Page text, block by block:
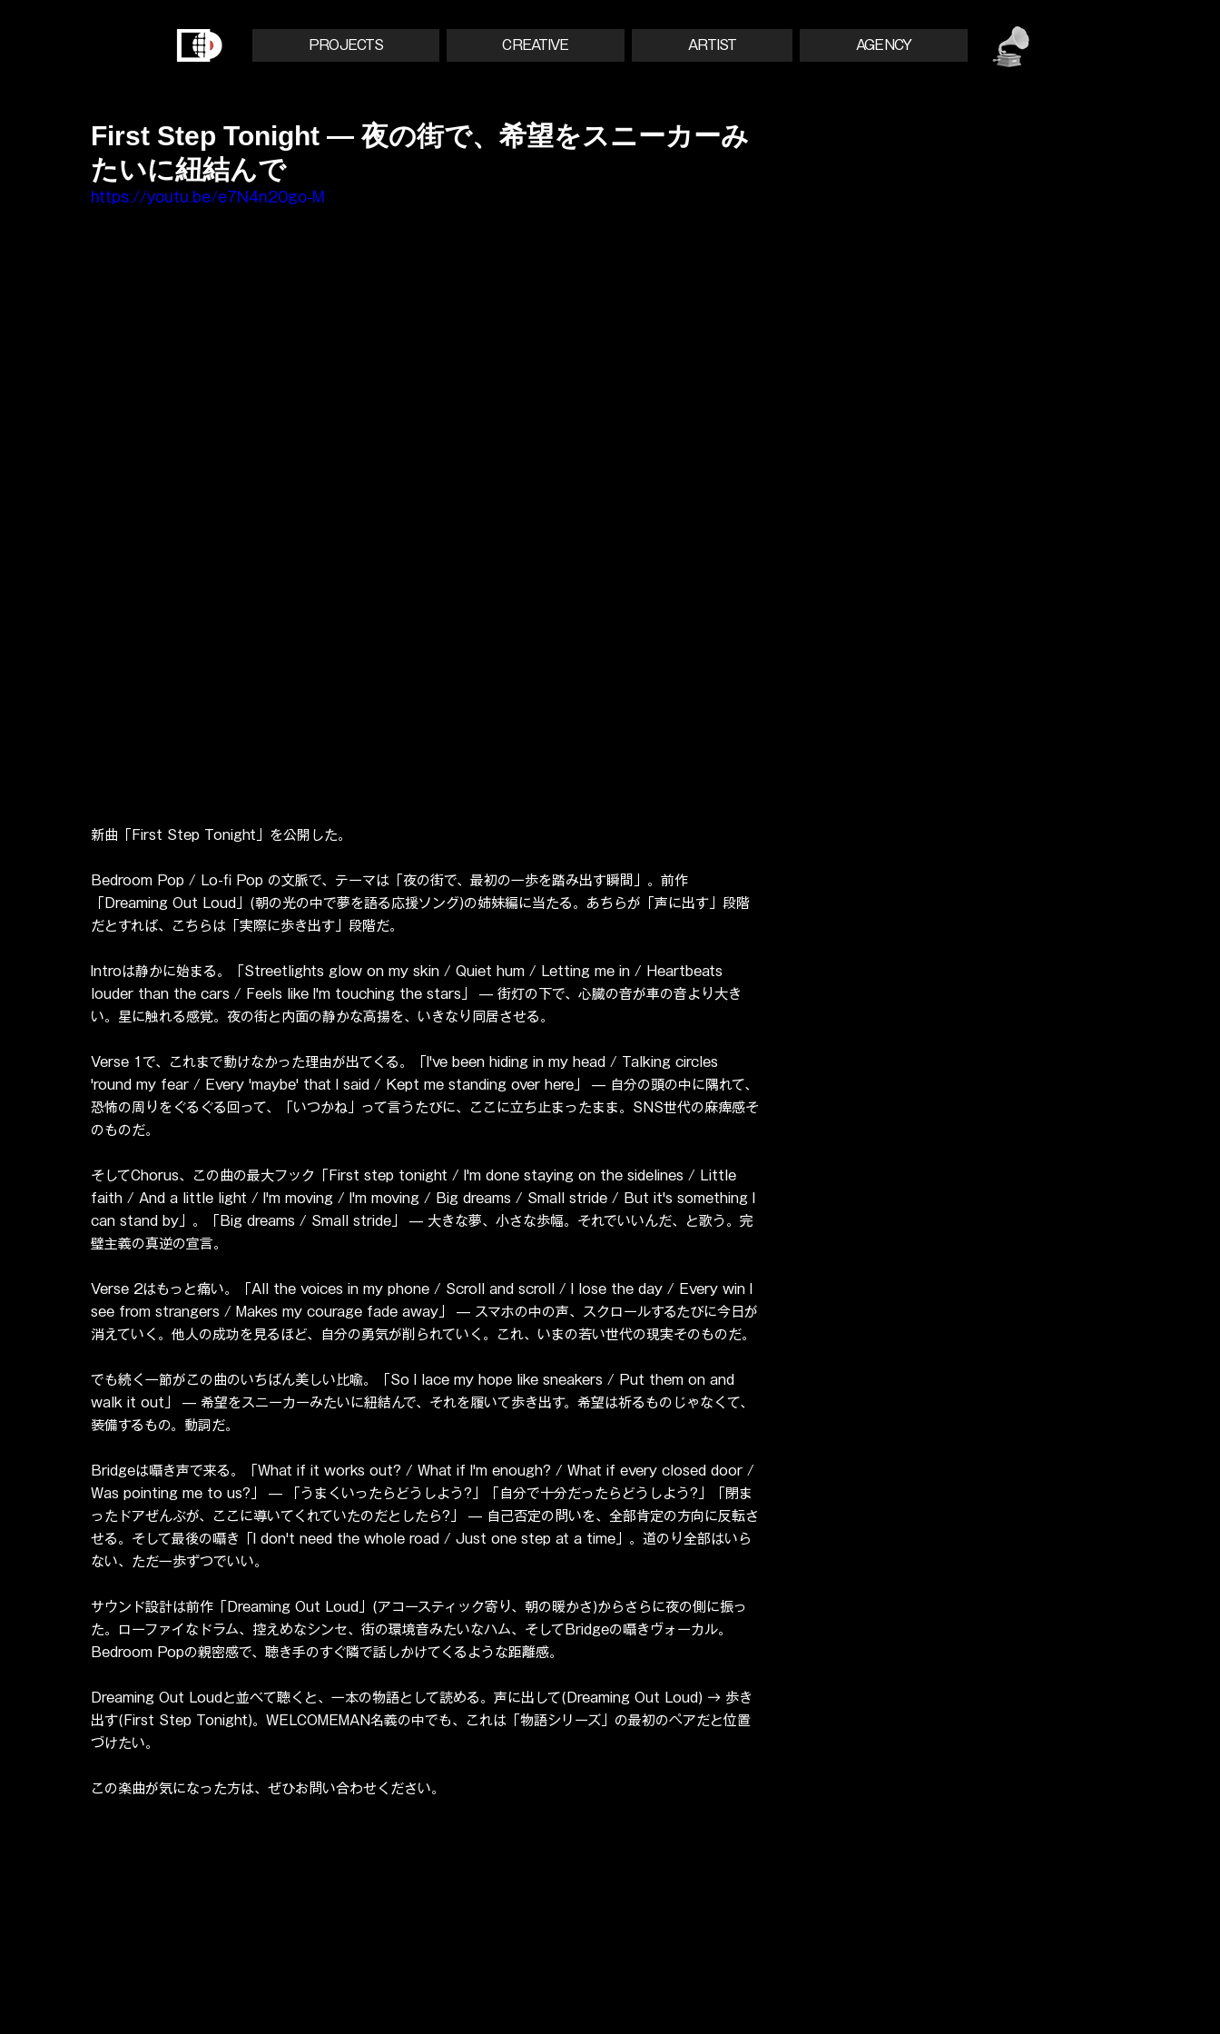
PROJECTS CREATIVE ARTIST AGENCY
First Step Tonight — 夜の街で、希望をスニーカーみ
たいに紐結んで
https://youtu.be/e7N4n20go-M
新曲「First Step Tonight」を公開した。
Bedroom Pop / Lo-fi Pop の文脈で、テーマは「夜の街で、最初の一歩を踏み出す瞬間」。前作
「Dreaming Out Loud」(朝の光の中で夢を語る応援ソング)の姉妹編に当たる。あちらが「声に出す」段階
だとすれば、こちらは「実際に歩き出す」段階だ。
Introは静かに始まる。「Streetlights glow on my skin / Quiet hum / Letting me in / Heartbeats
louder than the cars / Feels like I'm touching the stars」 — 街灯の下で、心臓の音が車の音より大き
い。星に触れる感覚。夜の街と内面の静かな高揚を、いきなり同居させる。
Verse 1で、これまで動けなかった理由が出てくる。「I've been hiding in my head / Talking circles
'round my fear / Every 'maybe' that I said / Kept me standing over here」 — 自分の頭の中に隅れて、
恐怖の周りをぐるぐる回って、「いつかね」って言うたびに、ここに立ち止まったまま。SNS世代の麻痺感そ
のものだ。
そしてChorus、この曲の最大フック「First step tonight / I'm done staying on the sidelines / Little
faith / And a little light / I'm moving / I'm moving / Big dreams / Small stride / But it's something I
can stand by」。「Big dreams / Small stride」 — 大きな夢、小さな歩幅。それでいいんだ、と歌う。完
璧主義の真逆の宣言。
Verse 2はもっと痛い。「All the voices in my phone / Scroll and scroll / I lose the day / Every win I
see from strangers / Makes my courage fade away」 — スマホの中の声、スクロールするたびに今日が
消えていく。他人の成功を見るほど、自分の勇気が削られていく。これ、いまの若い世代の現実そのものだ。
でも続く一節がこの曲のいちばん美しい比喩。「So I lace my hope like sneakers / Put them on and
walk it out」 — 希望をスニーカーみたいに紐結んで、それを履いて歩き出す。希望は祈るものじゃなくて、
装備するもの。動詞だ。
Bridgeは囁き声で来る。「What if it works out? / What if I'm enough? / What if every closed door /
Was pointing me to us?」 — 「うまくいったらどうしよう?」「自分で十分だったらどうしよう?」「閉ま
ったドアぜんぶが、ここに導いてくれていたのだとしたら?」 — 自己否定の問いを、全部肯定の方向に反転さ
せる。そして最後の囁き「I don't need the whole road / Just one step at a time」。道のり全部はいら
ない、ただ一歩ずつでいい。
サウンド設計は前作「Dreaming Out Loud」(アコースティック寄り、朝の暖かさ)からさらに夜の側に振っ
た。ローファイなドラム、控えめなシンセ、街の環境音みたいなハム、そしてBridgeの囁きヴォーカル。
Bedroom Popの親密感で、聴き手のすぐ隣で話しかけてくるような距離感。
Dreaming Out Loudと並べて聴くと、一本の物語として読める。声に出して(Dreaming Out Loud) → 歩き
出す(First Step Tonight)。WELCOMEMAN名義の中でも、これは「物語シリーズ」の最初のペアだと位置
づけたい。
この楽曲が気になった方は、ぜひお問い合わせください。